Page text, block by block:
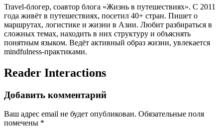
Travel-блогер, соавтор блога «Жизнь в путешествиях». С 2011
года живёт в путешествиях, посетил 40+ стран. Пишет о
маршрутах, логистике и жизни в Азии. Любит разбираться в
сложных темах, находить в них структуру и объяснять
понятным языком. Ведёт активный образ жизни, увлекается
mindfulness-практиками.
Reader Interactions
Добавить комментарий
Ваш адрес email не будет опубликован. Обязательные поля
помечены *